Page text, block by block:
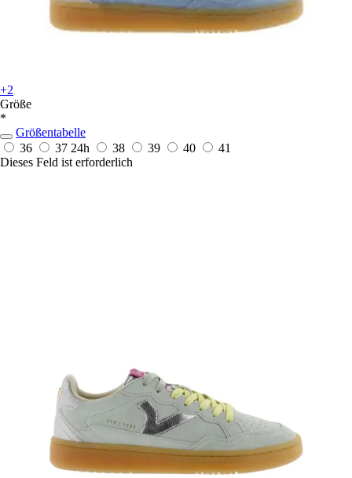
+2
Größe
*
Größentabelle
36
37 24h 38 39 40
41
Dieses Feld ist erforderlich